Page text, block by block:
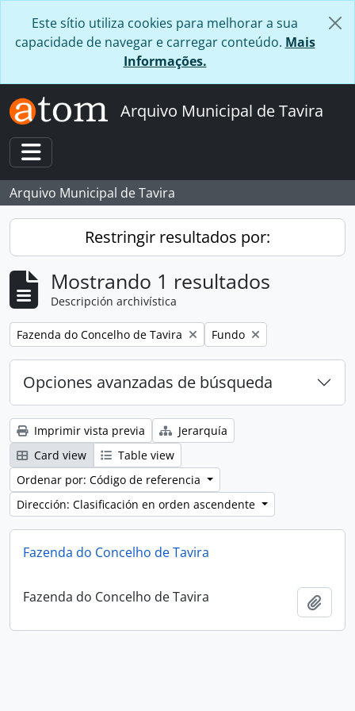
Este sítio utiliza cookies para melhorar a sua
capacidade de navegar e carregar conteúdo. Mais
Informações.
Arquivo Municipal de Tavira
Toggle navigation
Arquivo Municipal de Tavira
Restringir resultados por:
Mostrando 1 resultados
Descripción archivística
Remove filter:
Fazenda do Concelho de Tavira Remove filter:
Fundo
Opciones avanzadas de búsqueda
Imprimir vista previa
Jerarquía
Card view
Table view
Ordenar por: Código de referencia
Dirección: Clasificación en orden ascendente
Fazenda do Concelho de Tavira
Fazenda do Concelho de Tavira